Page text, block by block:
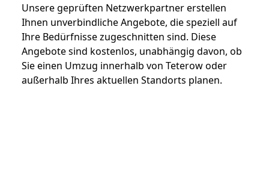
Unsere geprüften Netzwerkpartner erstellen
Ihnen unverbindliche Angebote, die speziell auf
Ihre Bedürfnisse zugeschnitten sind. Diese
Angebote sind kostenlos, unabhängig davon, ob
Sie einen Umzug innerhalb von Teterow oder
außerhalb Ihres aktuellen Standorts planen.